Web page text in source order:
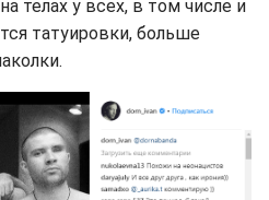
телах у всех, в том числе и
татуировки, больше